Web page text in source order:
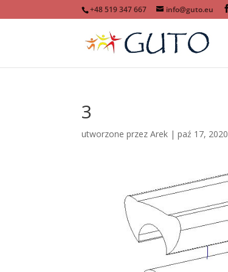
+48 519 347 667 info@guto.eu
3
utworzone przezArek |paź 17, 2020